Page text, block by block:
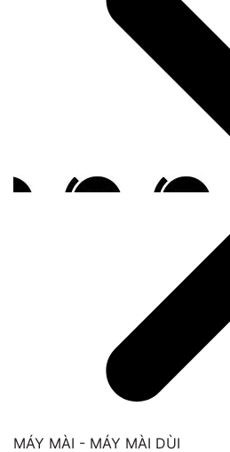
MÁY MÀI - MÁY MÀI DÙI